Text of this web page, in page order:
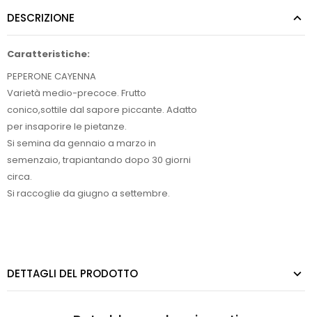
DESCRIZIONE
Caratteristiche:
PEPERONE CAYENNA
Varietà medio-precoce. Frutto
conico,sottile dal sapore piccante. Adatto
per insaporire le pietanze.
Si semina da gennaio a marzo in
semenzaio, trapiantando dopo 30 giorni
circa.
Si raccoglie da giugno a settembre.
DETTAGLI DEL PRODOTTO